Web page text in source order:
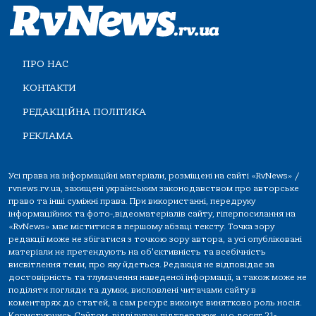
ПРО НАС
КОНТАКТИ
РЕДАКЦІЙНА ПОЛІТИКА
РЕКЛАМА
Усі права на інформаційні матеріали, розміщені на сайті «RvNews» /
rvnews.rv.ua, захищені українським законодавством про авторське
право та інші суміжні права. При використанні, передруку
інформаційних та фото-,відеоматеріалів сайту, гіперпосилання на
«RvNews» має міститися в першому абзаці тексту. Точка зору
редакції може не збігатися з точкою зору автора, а усі опубліковані
матеріали не претендують на об'єктивність та всебічність
висвітлення теми, про яку йдеться. Редакція не відповідає за
достовірність та тлумачення наведеної інформації, а також може не
поділяти погляди та думки, висловлені читачами сайту в
коментарях до статей, а сам ресурс виконує винятково роль носія.